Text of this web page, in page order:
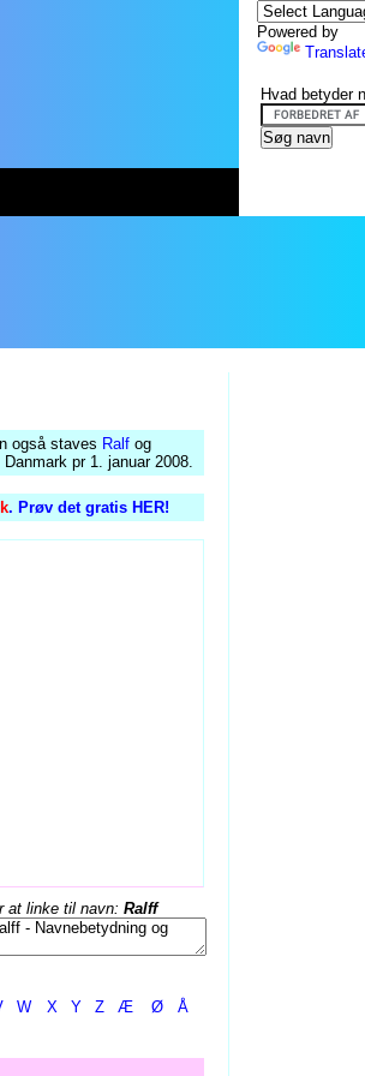
også staves Ralf og
pr 1. januar 2008.
. Prøv det gratis HER!
at linke til navn: Ralff
W X Y Z Æ Ø Å
Powered by
Hvad betyder